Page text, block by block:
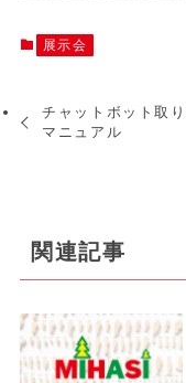
展示会
チャットボット取
マニュアル
関連記事